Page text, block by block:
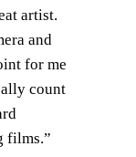
artist.
and
for me
count
films.”